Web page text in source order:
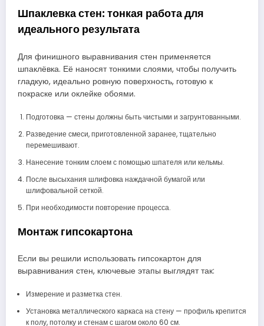
Шпаклевка стен: тонкая работа для
идеального результата
Для финишного выравнивания стен применяется
шпаклёвка. Её наносят тонкими слоями, чтобы получить
гладкую, идеально ровную поверхность, готовую к
покраске или оклейке обоями.
Подготовка — стены должны быть чистыми и загрунтованными.
Разведение смеси, приготовленной заранее, тщательно
перемешивают.
Нанесение тонким слоем с помощью шпателя или кельмы.
После высыхания шлифовка наждачной бумагой или
шлифовальной сеткой.
При необходимости повторение процесса.
Монтаж гипсокартона
Если вы решили использовать гипсокартон для
выравнивания стен, ключевые этапы выглядят так:
Измерение и разметка стен.
Установка металлического каркаса на стену — профиль крепится
к полу, потолку и стенам с шагом около 60 см.